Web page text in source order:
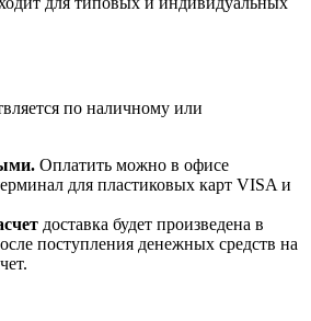
по наличному или
Оплатить можно в офисе
для пластиковых карт VISA и
доставка будет произведена в
поступления денежных средств на